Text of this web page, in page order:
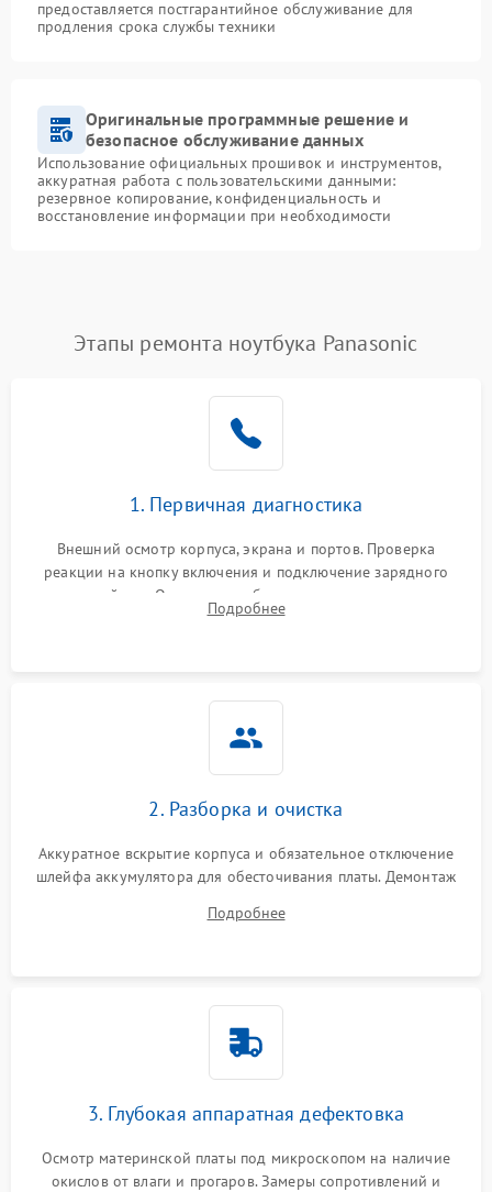
предоставляется постгарантийное обслуживание для
продления срока службы техники
Оригинальные программные решение и
безопасное обслуживание данных
Использование официальных прошивок и инструментов,
аккуратная работа с пользовательскими данными:
резервное копирование, конфиденциальность и
восстановление информации при необходимости
Этапы ремонта ноутбука Panasonic
1. Первичная диагностика
Внешний осмотр корпуса, экрана и портов. Проверка
реакции на кнопку включения и подключение зарядного
устройства. Оценка потребления тока с помощью
лабораторного блока питания для локализации проблемы.
Подробнее
2. Разборка и очистка
Аккуратное вскрытие корпуса и обязательное отключение
шлейфа аккумулятора для обесточивания платы. Демонтаж
высохшей термопасты с кристаллов чипов.
Подробнее
3. Глубокая аппаратная дефектовка
Осмотр материнской платы под микроскопом на наличие
окислов от влаги и прогаров. Замеры сопротивлений и